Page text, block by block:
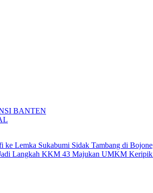
BANTEN
SukabumiSidak Tambang di Bojonegara
KKM 43 Majukan UMKM Keripik